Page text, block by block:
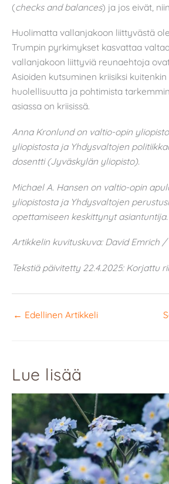
(checks and balances) ja jos eivät,
Huolimatta vallanjakoon liittyvästä
Trumpin pyrkimykset kasvattaa
vallanjakoon liittyviä reunaehtoja
Asioiden kutsuminen kriisiksi
huolellisuutta ja pohtimista
asiassa on kriisissä.
Anna Kronlund on valtio-opin
yliopistosta ja Yhdysvaltojen
dosentti (Jyväskylän yliopisto).
Michael A. Hansen on valtio-opin
yliopistosta ja Yhdysvaltojen
opettamiseen keskittynyt asiantuntija.
Artikkelin kuvituskuva: David Emrich /
Tekstiä päivitetty 22.4.2025: Korjattu
← Edellinen Artikkeli
Lue lisää